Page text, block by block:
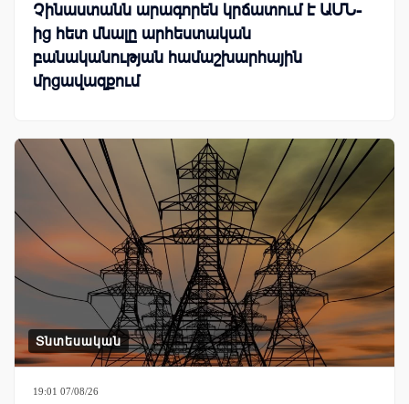
Չինաստանն արագորեն կրճատում է ԱՄՆ-
ից հետ մնալը արհեստական
բանականության համաշխարհային
մրցավազքում
Տնտեսական
19:01 07/08/26